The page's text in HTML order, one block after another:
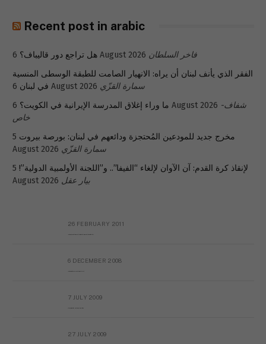
Recent post in arabic
هل تراجع دور قاليباف؟ 6 August 2026 فاخر السلطان
الفقر الذي يأنف لبنان أن يراه: الانهيار الصامت للطبقة الوسطى المنسية
في لبنان 6 August 2026 سمارة القزّي
ما وراء إغلاق المدرسة الإيرانية في الكويت؟ 6 August 2026 شفاف-
خاص
مخرج جديد للمودعين المُحتجزة ودائعهم في لبنان: بورصة بيروت 5
August 2026 سمارة القزّي
لإنقاذ كرة القدم: آن الآوان لإلغاء “الفيفا”.. و”اللجنة الأولمبية الدولية”! 5
August 2026 بيار عقل
26 FEBRUARY 2011
6 DECEMBER 2008
7 JULY 2009
27 JULY 2009